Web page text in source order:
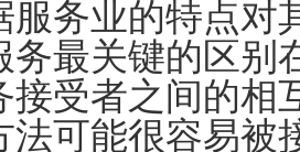
服务业的特点对
务最关键的区别
接受者之间的相
法可能很容易被